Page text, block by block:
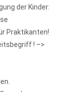
der Kinder:
Praktikanten!
! –>